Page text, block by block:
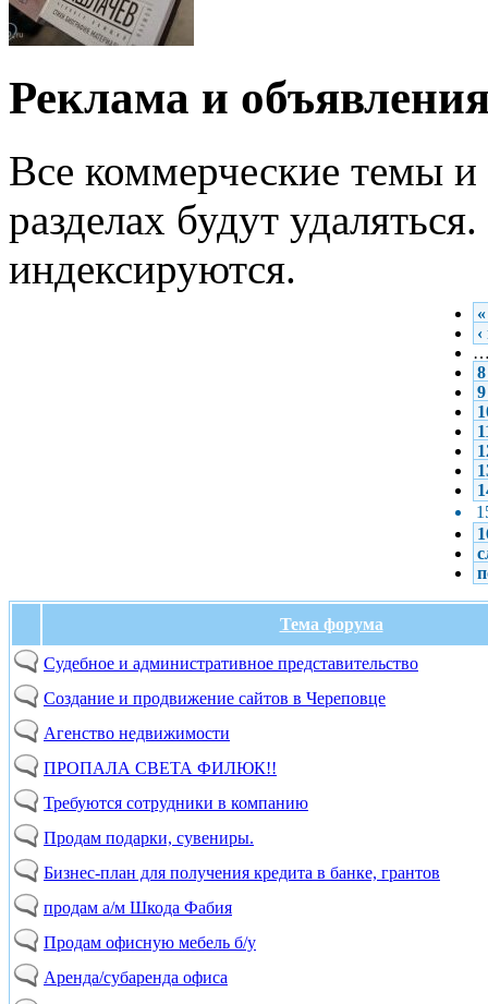
Реклама и
Все коммерческие темы
разделах будут
индексируются.
8
9
Тема форума
Судебное и административное представительство
Создание и продвижение сайтов в Череповце
Агенство недвижимости
ПРОПАЛА СВЕТА ФИЛЮК!!
Требуются сотрудники в компанию
Продам подарки, сувениры.
Бизнес-план для получения кредита в банке, грантов
продам а/м Шкода Фабия
Продам офисную мебель б/у
Аренда/субаренда офиса